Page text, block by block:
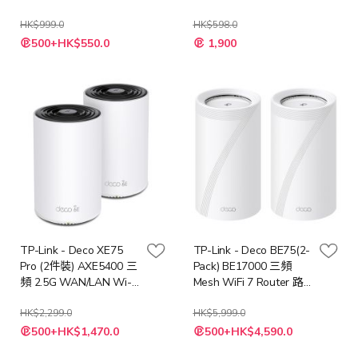
HK$999.0
特
殊 500+HK$550.0
HK$598.0
特
殊 1,900
TP-Link - Deco XE75
Pro (2件裝) AXE5400 三
頻 2.5G WAN/LAN Wi-Fi
HK$2,299.0
特
殊 500+HK$1,470.0
TP-Link - Deco BE75(2-
Pack) BE17000 三頻
Mesh WiFi 7 Router 路
HK$5,999.0
特
殊 500+HK$4,590.0